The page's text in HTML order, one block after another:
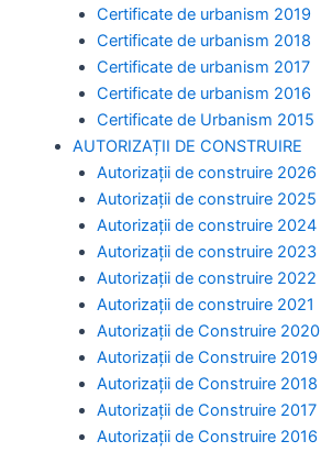
Certificate de urbanism 2019
Certificate de urbanism 2018
Certificate de urbanism 2017
Certificate de urbanism 2016
Certificate de Urbanism 2015
AUTORIZAȚII DE CONSTRUIRE
Autorizații de construire 2026
Autorizații de construire 2025
Autorizații de construire 2024
Autorizații de construire 2023
Autorizații de construire 2022
Autorizații de construire 2021
Autorizații de Construire 2020
Autorizații de Construire 2019
Autorizaţii de Construire 2018
Autorizaţii de Construire 2017
Autorizaţii de Construire 2016